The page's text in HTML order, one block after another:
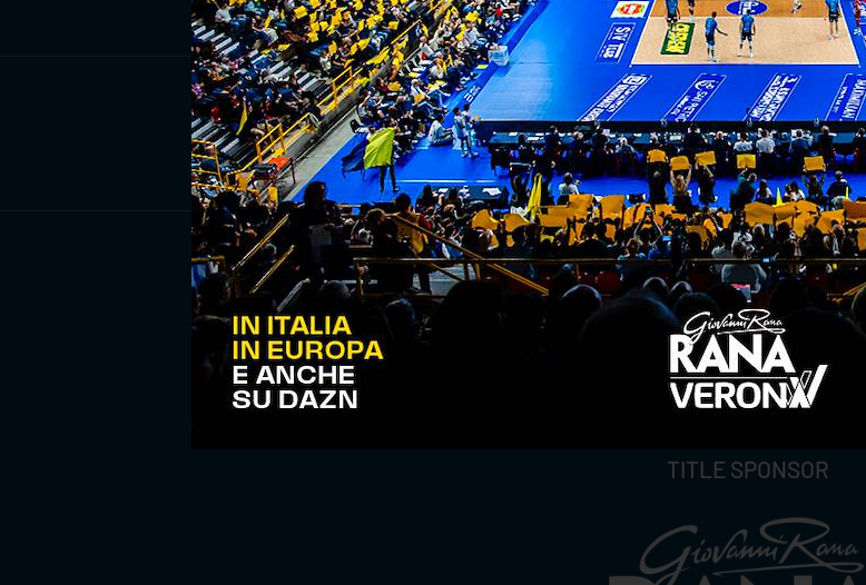
ISCRIVITI ALLANEWSLETTER
TITLE SPONSOR